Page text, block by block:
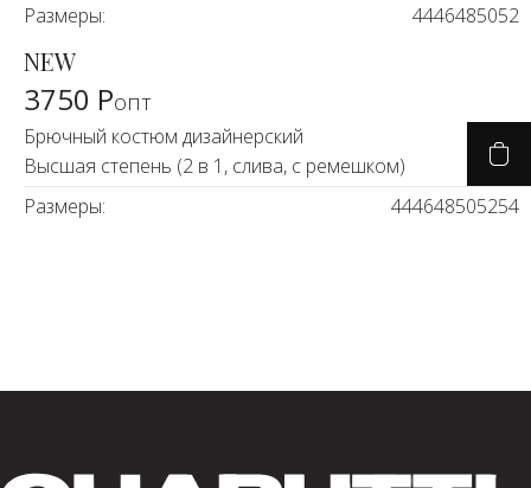
Размеры:
4446485052
NEW
3750 Ропт
Брючный костюм дизайнерский
Высшая степень (2 в 1, слива, с ремешком)
Размеры:
444648505254